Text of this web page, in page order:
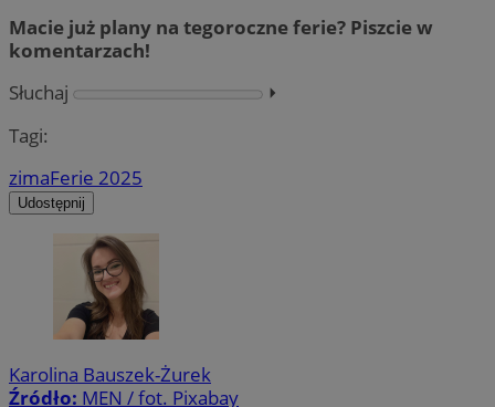
Macie już plany na tegoroczne ferie? Piszcie w
komentarzach!
Słuchaj
⏵︎
Tagi:
zimaFerie 2025
Udostępnij
Karolina Bauszek-Żurek
Źródło: MEN / fot. Pixabay